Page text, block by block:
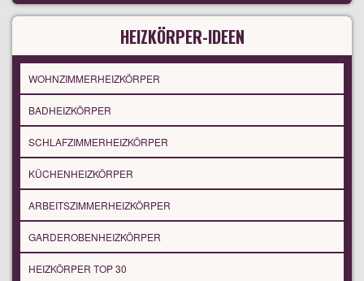
HEIZKÖRPER-IDEEN
WOHNZIMMERHEIZKÖRPER
BADHEIZKÖRPER
SCHLAFZIMMERHEIZKÖRPER
KÜCHENHEIZKÖRPER
ARBEITSZIMMERHEIZKÖRPER
GARDEROBENHEIZKÖRPER
HEIZKÖRPER TOP 30